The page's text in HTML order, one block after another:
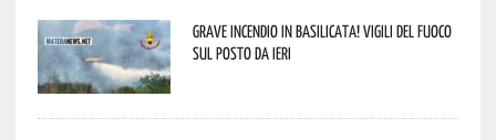
Grave incendio in Basilicata! Vigili del fuoco
sul posto da ieri